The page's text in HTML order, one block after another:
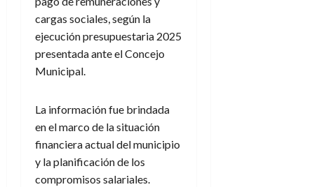
cargas sociales, según la
ejecución presupuestaria 2025
presentada ante el Concejo
Municipal.
La información fue brindada
en el marco de la situación
financiera actual del municipio
y la planificación de los
compromisos salariales.